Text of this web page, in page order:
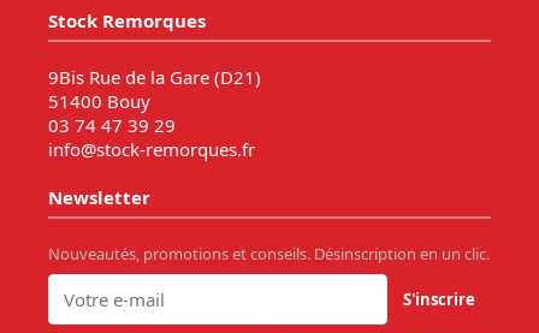
Stock Remorques
9Bis Rue de la Gare (D21)
51400 Bouy
03 74 47 39 29
info@stock-remorques.fr
Newsletter
Nouveautés, promotions et conseils. Désinscription en un clic.
S'inscrire